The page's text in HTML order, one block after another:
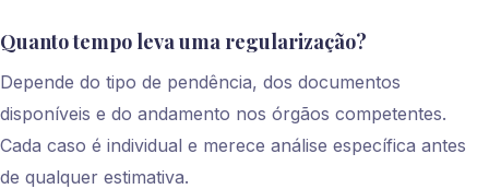
Quanto tempo leva uma regularização?
Depende do tipo de pendência, dos documentos
disponíveis e do andamento nos órgãos competentes.
Cada caso é individual e merece análise específica antes
de qualquer estimativa.